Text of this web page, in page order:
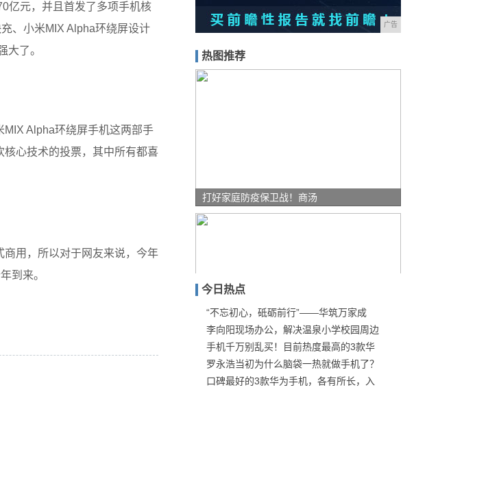
亿元，并且首发了多项手机核
、小米MIX Alpha环绕屏设计
大了。
Alpha环绕屏手机这两部手
心技术的投票，其中所有都喜
用，所以对于网友来说，今年
到来。
广告
热图推荐
打好家庭防疫保卫战！商汤
翻身之作？DS旗舰轿车“
今日热点
“不忘初心，砥砺前行”——华筑万家成
李向阳现场办公，解决温泉小学校园周边
手机千万别乱买！目前热度最高的3款华
罗永浩当初为什么脑袋一热就做手机了？
口碑最好的3款华为手机，各有所长，入